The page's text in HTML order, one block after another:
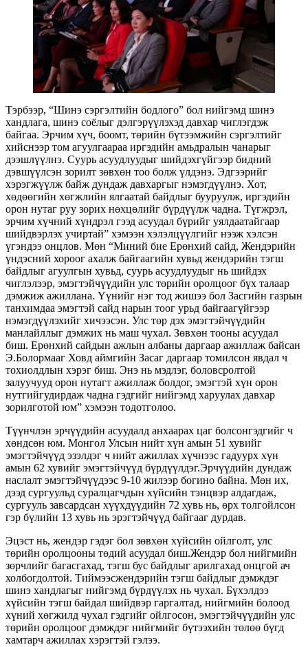
Тэрбээр, “Шинэ сэргэлтийн бодлого” бол нийгэмд шинэ
хандлага, шинэ соёлыг дэлгэрүүлэхэд давхар чиглэгдэж
байгаа. Эрчим хүч, боомт, төрийн бүтээмжийн сэргэлтийг
хийснээр том агуулгаараа иргэдийн амьдралын чанарыг
дээшлүүлнэ. Суурь асуудлуудыг шийдэхгүйгээр бидний
дэвшүүлсэн зорилт зөвхөн тоо болж үлдэнэ. Эдгээрийг
хэрэгжүүлж байж дундаж давхаргыг нэмэгдүүлнэ. Хот,
хөдөөгийн хөгжлийн ялгаатай байдлыг бууруулж, иргэдийн
орон нутаг руу зорих нөхцөлийг бүрдүүлж чадна. Түгжрэл,
эрчим хүчний хүндрэл гээд асуудал бүрийг уялдаатайгаар
шийдвэрлэх учиртай” хэмээн хэлэлцүүлгийг нээж хэлсэн
үгэндээ онцлов. Мөн “Миний бие Ерөнхий сайд, Жендэрийн
үндэсний хороог ахалж байгаагийн хувьд жендэрийн тэгш
байдлыг агуулгын хувьд, суурь асуудлуудыг нь шийдэх
чиглэлээр, эмэгтэйчүүдийн улс төрийн оролцоог бүх талаар
дэмжиж ажиллана. Үүнийг нэг тод жишээ бол Засгийн газрын
танхимдаа эмэгтэй сайд нарын тоог урьд байгаагүйгээр
нэмэгдүүлэхийг хичээсэн. Улс төр дэх эмэгтэйчүүдийн
манлайллыг дэмжих нь маш чухал. Зөвхөн тооны асуудал
биш. Ерөнхий сайдын ажлын албаны даргаар ажиллаж байсан
Э.Болормааг Ховд аймгийн Засаг даргаар томилсон явдал ч
тохиолдлын хэрэг биш. Энэ нь мэдлэг, боловсролтой
залуучууд орон нутагт ажиллаж болдог, эмэгтэй хүн орон
нутгийгудирдаж чадна гэдгийг нийгэмд харуулах давхар
зорилготой юм” хэмээн тодотголоо.
Түүнчлэн эрчүүдийн асуудалд анхаарах цаг болсонгэдгийг ч
хөндсөн юм. Монгол Улсын нийт хүн амын 51 хувийг
эмэгтэйчүүд эзэлдэг ч нийт ажиллах хүчнээс гадуурх хүн
амын 62 хувийг эмэгтэйчүүд бүрдүүлдэг.Эрчүүдийн дундаж
наслалт эмэгтэйчүүдээс 9-10 жилээр богино байна. Мөн их,
дээд сургуульд суралцагчдын хүйсийн тэнцвэр алдагдаж,
сургууль завсардсан хүүхдүүдийн 72 хувь нь, өрх толгойлсон
гэр бүлийн 13 хувь нь эрэгтэйчүүд байгааг дурдав.
Эцэст нь, жендэр гэдэг бол зөвхөн хүйсийн ойлголт, улс
төрийн оролцооны төдий асуудал биш.Жендэр бол нийгмийн
зөрчлийг багасгахад, тэгш бус байдлыг арилгахад онцгой ач
холбогдолтой. Тиймээсжендэрийн тэгш байдлыг дэмждэг
шинэ хандлагыг нийгэмд бүрдүүлэх нь чухал. Бүхэлдээ
хүйсийн тэгш байдал шийдвэр гаргалтад, нийгмийн болоод
хүний хөгжилд чухал гэдгийг ойлгосон, эмэгтэйчүүдийн улс
төрийн оролцоог дэмждэг нийгмийг бүтээхийн төлөө бүгд
хамтарч ажиллах хэрэгтэй гэлээ.